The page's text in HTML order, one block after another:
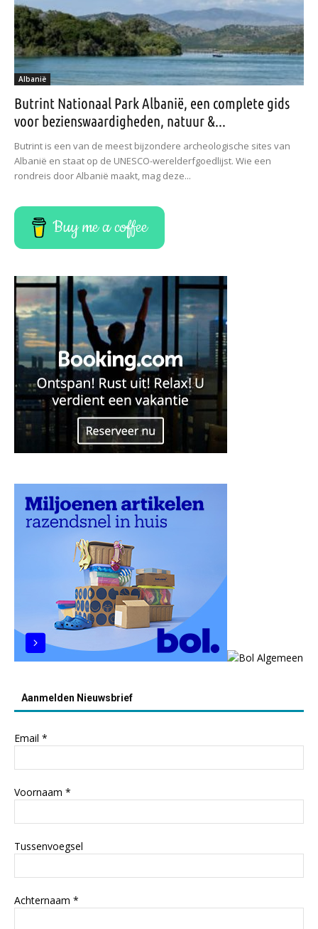
Albanië
Butrint Nationaal Park Albanië, een complete gids
voor bezienswaardigheden, natuur &...
Butrint is een van de meest bijzondere archeologische sites van
Albanië en staat op de UNESCO-werelderfgoedlijst. Wie een
rondreis door Albanië maakt, mag deze...
Buy me a coffee
Aanmelden Nieuwsbrief
Email *
Voornaam *
Tussenvoegsel
Achternaam *